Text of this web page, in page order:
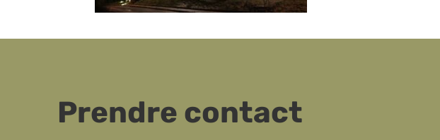
Prendre contact